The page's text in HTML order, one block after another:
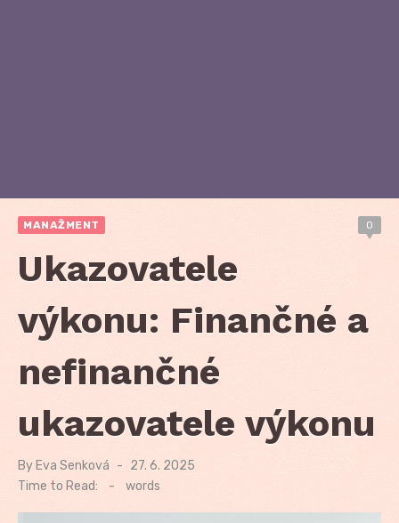
MANAŽMENT 0
Ukazovatele
výkonu: Finančné a
nefinančné
ukazovatele výkonu
By Eva Senková
Posted
on
27. 6. 2025
Time to Read:
- words